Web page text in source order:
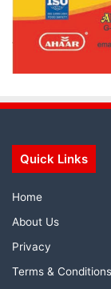
Quick Links
Home
About Us
Privacy
Terms & Conditions